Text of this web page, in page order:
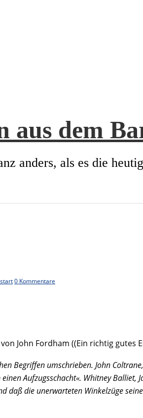
aus dem
anders, als es die
0 Kommentare
von John Fordham ((Ein richtig gutes
Begriffen umschrieben. John
Aufzugsschacht«. Whitney
daß die unerwarteten Winkelzüge